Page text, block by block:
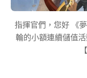
指揮官們，您好 《
輪的小額連續儲值